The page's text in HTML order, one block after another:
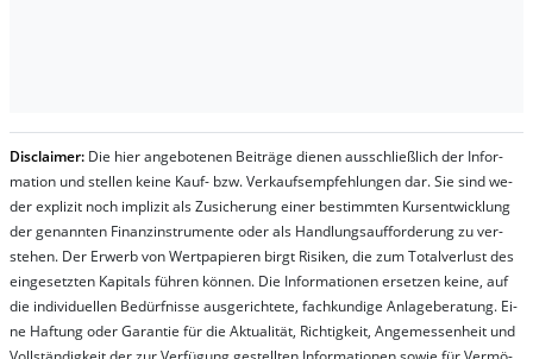
Dis­clai­mer: Die hier an­ge­bo­te­nen Bei­trä­ge die­nen aus­schließ­lich der In­for­
ma­t­ion und stel­len kei­ne Kauf- bzw. Ver­kaufs­em­pfeh­lung­en dar. Sie sind we­
der ex­pli­zit noch im­pli­zit als Zu­sich­er­ung ei­ner be­stim­mt­en Kurs­ent­wick­lung
der ge­nan­nt­en Fi­nanz­in­stru­men­te oder als Handl­ungs­auf­for­der­ung zu ver­
steh­en. Der Er­werb von Wert­pa­pier­en birgt Ri­si­ken, die zum To­tal­ver­lust des
ein­ge­setz­ten Ka­pi­tals füh­ren kön­nen. Die In­for­ma­tion­en er­setz­en kei­ne, auf
die in­di­vi­du­el­len Be­dür­fnis­se aus­ge­rich­te­te, fach­kun­di­ge An­la­ge­be­ra­tung. Ei­
ne Haf­tung oder Ga­ran­tie für die Ak­tu­ali­tät, Rich­tig­keit, An­ge­mes­sen­heit und